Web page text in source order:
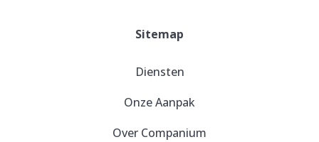
Sitemap
Diensten
Onze Aanpak
Over Companium